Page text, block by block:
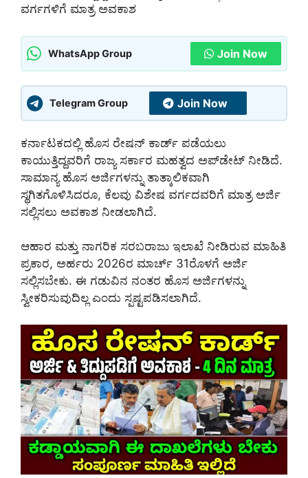
ವರ್ಗಗಳಿಗೆ ಮಾತ್ರ ಅವಕಾಶ
WhatsApp Group Join Now
Telegram Group Join Now
ಕರ್ನಾಟಕದಲ್ಲಿ ಹೊಸ ರೇಷನ್ ಕಾರ್ಡ್ ಪಡೆಯಲು
ಕಾಯುತ್ತಿದ್ದವರಿಗೆ ರಾಜ್ಯ ಸರ್ಕಾರ ಮಹತ್ವದ ಅಪ್‌ಡೇಟ್ ನೀಡಿದೆ.
ಸಾಮಾನ್ಯ ಹೊಸ ಅರ್ಜಿಗಳನ್ನು ತಾತ್ಕಾಲಿಕವಾಗಿ
ಸ್ಥಗಿತಗೊಳಿಸಿದರೂ, ಕೆಲವು ವಿಶೇಷ ವರ್ಗದವರಿಗೆ ಮಾತ್ರ ಅರ್ಜಿ
ಸಲ್ಲಿಸಲು ಅವಕಾಶ ನೀಡಲಾಗಿದೆ.
ಆಹಾರ ಮತ್ತು ನಾಗರಿಕ ಸರಬರಾಜು ಇಲಾಖೆ ನೀಡಿರುವ ಮಾಹಿತಿ
ಪ್ರಕಾರ, ಅರ್ಹರು 2026ರ ಮಾರ್ಚ್ 31ರೊಳಗೆ ಅರ್ಜಿ
ಸಲ್ಲಿಸಬೇಕು. ಈ ಗಡುವಿನ ನಂತರ ಹೊಸ ಅರ್ಜಿಗಳನ್ನು
ಸ್ವೀಕರಿಸುವುದಿಲ್ಲ ಎಂದು ಸ್ಪಷ್ಟಪಡಿಸಲಾಗಿದೆ.